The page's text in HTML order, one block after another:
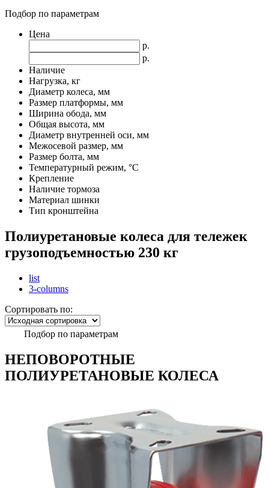
Подбор по параметрам
Цена
р.
р.
Наличие
Нагрузка, кг
Диаметр колеса, мм
Размер платформы, мм
Ширина обода, мм
Общая высота, мм
Диаметр внутренней оси, мм
Межосевой размер, мм
Размер болта, мм
Температурный режим, °С
Крепление
Наличие тормоза
Материал шинки
Тип кронштейна
Полиуретановые колеса для тележек
грузоподъемностью 230 кг
list
3-columns
Сортировать по:
Подбор по параметрам
НЕПОВОРОТНЫЕ
ПОЛИУРЕТАНОВЫЕ КОЛЕСА